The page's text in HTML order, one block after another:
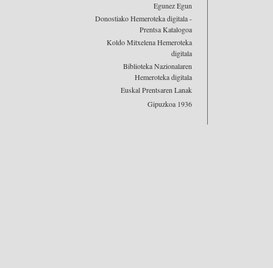
Egunez Egun
Donostiako Hemeroteka digitala -
Prentsa Katalogoa
Koldo Mitxelena Hemeroteka
digitala
Biblioteka Nazionalaren
Hemeroteka digitala
Euskal Prentsaren Lanak
Gipuzkoa 1936